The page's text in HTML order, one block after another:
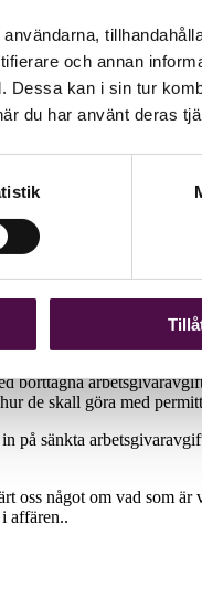
och annan
Dessa kan i sin tur
du har använt deras
Kommunen skickade
På listan
och att de måste givetvis
skulle
insikt. Att alla inte
ett så samhällsviktigt
inte hade full koll
kring det annars.
som
kan man ju förstå. Det
lika samhällskänsla
i coronans tid”. För
borttagna
de skall göra med
på sänkta
oss något om vad som
affären..